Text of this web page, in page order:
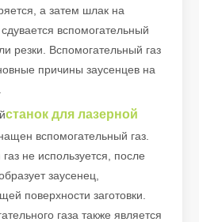
Что такое лазерная резка труб?
ключевой технологией в
а затем шлак на
вспомогательный
резки. Вспомогательный газ
причины заусенцев на
станок для лазерной
вспомогательный газ.
не используется, после
заусенец,
поверхности заготовки.
газа также является